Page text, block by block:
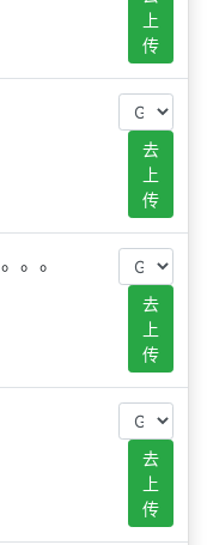
上
传
去
上
传
。。。
去
上
传
去
上
传